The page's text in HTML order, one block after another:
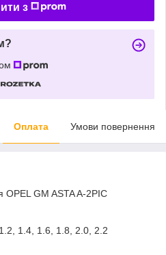
з
Оплата Умови повернення
OPEL GM ASTA A-2PIC
1.4, 1.6, 1.8, 2.0, 2.2